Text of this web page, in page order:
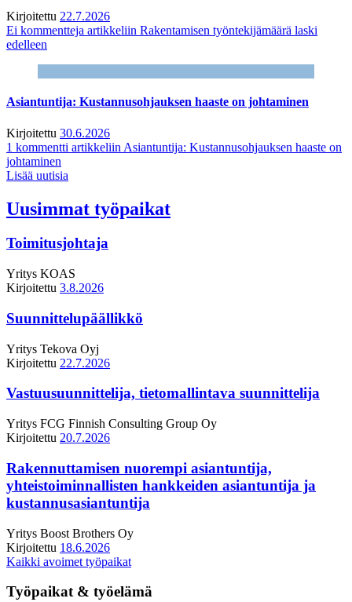
Kirjoitettu 22.7.2026
Ei kommentteja artikkeliin Rakentamisen työntekijämäärä laski
edelleen
Asiantuntija: Kustannusohjauksen haaste on johtaminen
Kirjoitettu 30.6.2026
1 kommentti artikkeliin Asiantuntija: Kustannusohjauksen haaste on
johtaminen
Lisää uutisia
Uusimmat työpaikat
Toimitusjohtaja
Yritys KOAS
Kirjoitettu 3.8.2026
Suunnittelupäällikkö
Yritys Tekova Oyj
Kirjoitettu 22.7.2026
Vastuusuunnittelija, tietomallintava suunnittelija
Yritys FCG Finnish Consulting Group Oy
Kirjoitettu 20.7.2026
Rakennuttamisen nuorempi asiantuntija,
yhteistoiminnallisten hankkeiden asiantuntija ja
kustannusasiantuntija
Yritys Boost Brothers Oy
Kirjoitettu 18.6.2026
Kaikki avoimet työpaikat
Työpaikat & työelämä